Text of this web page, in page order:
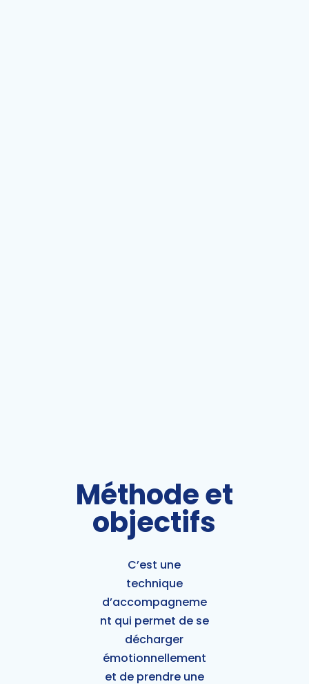
Méthode et
objectifs
C’est une
technique
d’accompagneme
nt qui permet de se
décharger
émotionnellement
et de prendre une